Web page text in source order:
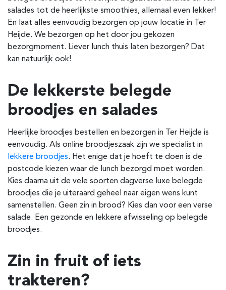
salades tot de heerlijkste smoothies, allemaal even lekker!
En laat alles eenvoudig bezorgen op jouw locatie in Ter
Heijde. We bezorgen op het door jou gekozen
bezorgmoment. Liever lunch thuis laten bezorgen? Dat
kan natuurlijk ook!
De lekkerste belegde
broodjes en salades
Heerlijke broodjes bestellen en bezorgen in Ter Heijde is
eenvoudig. Als online broodjeszaak zijn we specialist in
lekkere broodjes. Het enige dat je hoeft te doen is de
postcode kiezen waar de lunch bezorgd moet worden.
Kies daarna uit de vele soorten dagverse luxe belegde
broodjes die je uiteraard geheel naar eigen wens kunt
samenstellen. Geen zin in brood? Kies dan voor een verse
salade. Een gezonde en lekkere afwisseling op belegde
broodjes.
Zin in fruit of iets
trakteren?